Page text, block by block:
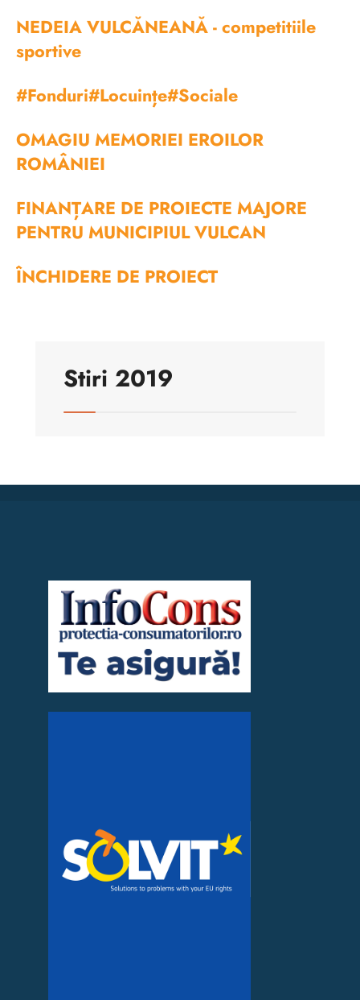
NEDEIA VULCĂNEANĂ - competitiile
sportive
#Fonduri#Locuințe#Sociale
OMAGIU MEMORIEI EROILOR
ROMÂNIEI
FINANȚARE DE PROIECTE MAJORE
PENTRU MUNICIPIUL VULCAN
ÎNCHIDERE DE PROIECT
Stiri 2019